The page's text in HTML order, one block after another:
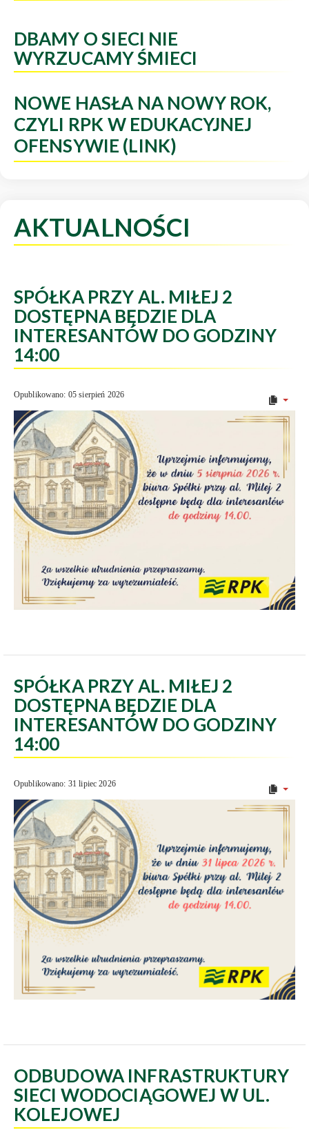
DBAMY O SIECI NIE
WYRZUCAMY ŚMIECI
NOWE HASŁA NA NOWY ROK,
CZYLI RPK W EDUKACYJNEJ
OFENSYWIE (LINK)
AKTUALNOŚCI
SPÓŁKA PRZY AL. MIŁEJ 2
DOSTĘPNA BĘDZIE DLA
INTERESANTÓW DO GODZINY
14:00
Opublikowano: 05 sierpień 2026
SPÓŁKA PRZY AL. MIŁEJ 2
DOSTĘPNA BĘDZIE DLA
INTERESANTÓW DO GODZINY
14:00
Opublikowano: 31 lipiec 2026
ODBUDOWA INFRASTRUKTURY
SIECI WODOCIĄGOWEJ W UL.
KOLEJOWEJ